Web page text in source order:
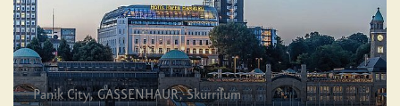
Panik City, GASSENHAUR, Skurrilum